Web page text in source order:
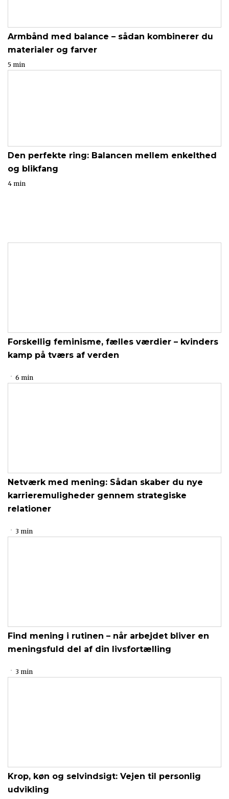
Armbånd med balance – sådan kombinerer du
materialer og farver
5 min
Den perfekte ring: Balancen mellem enkelthed
og blikfang
4 min
Forskellig feminisme, fælles værdier – kvinders
kamp på tværs af verden
6 min
Netværk med mening: Sådan skaber du nye
karrieremuligheder gennem strategiske
relationer
3 min
Find mening i rutinen – når arbejdet bliver en
meningsfuld del af din livsfortælling
3 min
Krop, køn og selvindsigt: Vejen til personlig
udvikling